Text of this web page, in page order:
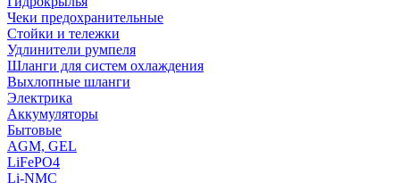
Чеки предохранительные
Стойки и тележки
Удлинители румпеля
Шланги для систем охлаждения
Выхлопные шланги
Электрика
Аккумуляторы
Бытовые
AGM, GEL
LiFePO4
Li-NMC